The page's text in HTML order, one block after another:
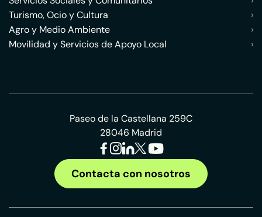
Turismo, Ocio y Cultura
›
Agro y Medio Ambiente
›
Movilidad y Servicios de Apoyo Local
›
Paseo de la Castellana 259C
28046 Madrid
Contacta con nosotros